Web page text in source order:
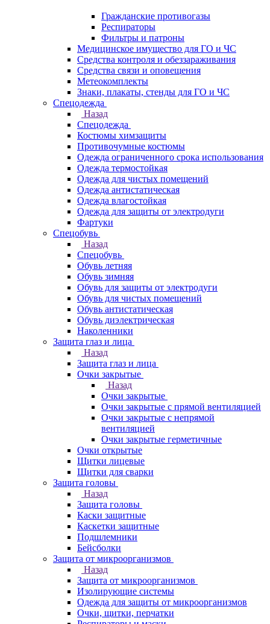
Гражданские противогазы
Респираторы
Фильтры и патроны
Медицинское имущество для ГО и ЧС
Средства контроля и обеззараживания
Средства связи и оповещения
Метеокомплекты
Знаки, плакаты, стенды для ГО и ЧС
Спецодежда
Назад
Спецодежда
Костюмы химзащиты
Противочумные костюмы
Одежда ограниченного срока использования
Одежда термостойкая
Одежда для чистых помещений
Одежда антистатическая
Одежда влагостойкая
Одежда для защиты от электродуги
Фартуки
Спецобувь
Назад
Спецобувь
Обувь летняя
Обувь зимняя
Обувь для защиты от электродуги
Обувь для чистых помещений
Обувь антистатическая
Обувь диэлектрическая
Наколенники
Защита глаз и лица
Назад
Защита глаз и лица
Очки закрытые
Назад
Очки закрытые
Очки закрытые с прямой вентиляцией
Очки закрытые с непрямой
вентиляцией
Очки закрытые герметичные
Очки открытые
Щитки лицевые
Щитки для сварки
Защита головы
Назад
Защита головы
Каски защитные
Каскетки защитные
Подшлемники
Бейсболки
Защита от микроорганизмов
Назад
Защита от микроорганизмов
Изолирующие системы
Одежда для защиты от микроорганизмов
Очки, щитки, перчатки